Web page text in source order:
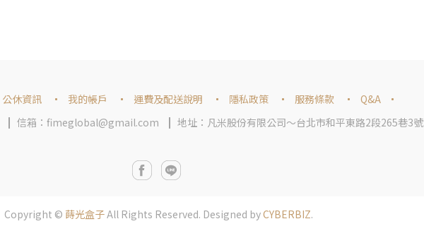
公休資訊 我的帳戶 運費及配送說明 隱私政策 服務條款
Q&A
信箱：fimeglobal@gmail.com
地址：凡米股份有限公司～台北市和平東路2段265巷3號
Copyright © 蒔光盒子All Rights Reserved. Designed byCYBERBIZ.